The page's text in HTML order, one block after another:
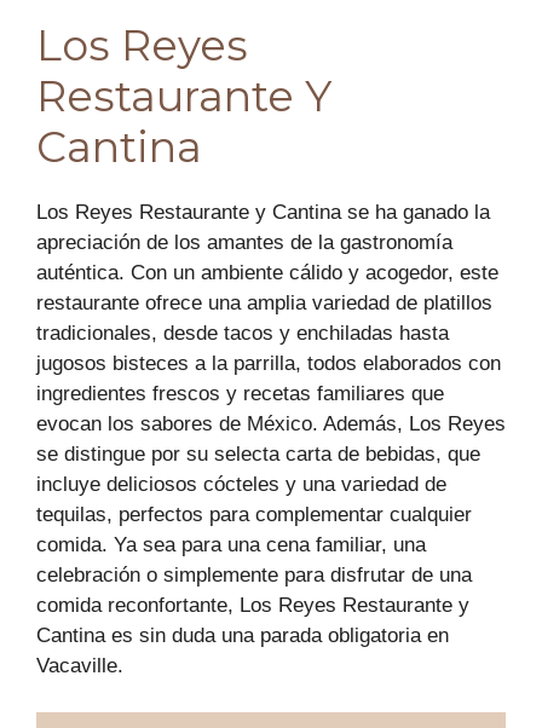
Los Reyes
Restaurante Y
Cantina
Los Reyes Restaurante y Cantina se ha ganado la
apreciación de los amantes de la gastronomía
auténtica. Con un ambiente cálido y acogedor, este
restaurante ofrece una amplia variedad de platillos
tradicionales, desde tacos y enchiladas hasta
jugosos bisteces a la parrilla, todos elaborados con
ingredientes frescos y recetas familiares que
evocan los sabores de México. Además, Los Reyes
se distingue por su selecta carta de bebidas, que
incluye deliciosos cócteles y una variedad de
tequilas, perfectos para complementar cualquier
comida. Ya sea para una cena familiar, una
celebración o simplemente para disfrutar de una
comida reconfortante, Los Reyes Restaurante y
Cantina es sin duda una parada obligatoria en
Vacaville.